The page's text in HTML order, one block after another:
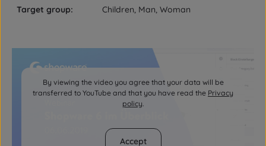
Target group: Children, Man, Woman
By viewing the video you agree that your data will be
transferred to YouTube and that you have read the Privacy
policy.
Accept